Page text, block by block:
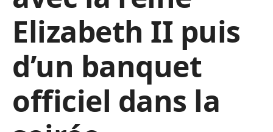
Elizabeth II puis
d’un banquet
officiel dans la